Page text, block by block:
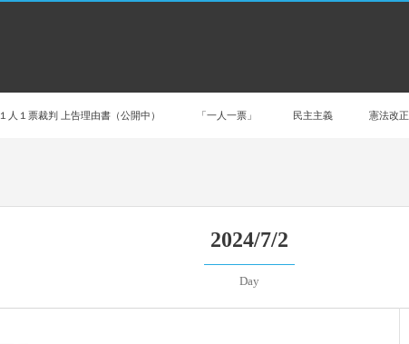
１人１票裁判 上告理由書（公開中） 「一人一票」 民主主義 憲法改正
2024/7/2
Day